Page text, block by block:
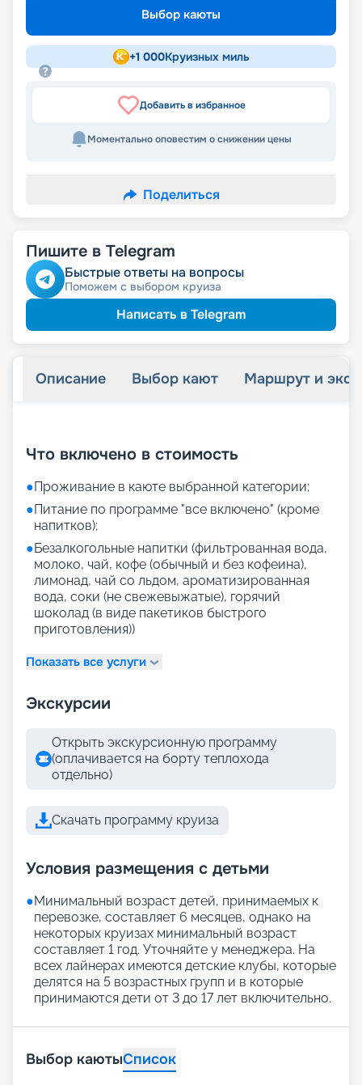
Выбор каюты
+1 000Круизных миль
Добавить в избранное
Моментально оповестим о снижении цены
Поделиться
Пишите в Telegram
Быстрые ответы на вопросы
Поможем с выбором круиза
Написать в Telegram
Описание Выбор кают Маршрут и
Что включено в стоимость
●Проживание в каюте выбранной категории;
●Питание по программе "все включено" (кроме
напитков);
●Безалкогольные напитки (фильтрованная вода,
молоко, чай, кофе (обычный и без кофеина),
лимонад, чай со льдом, ароматизированная
вода, соки (не свежевыжатые), горячий
шоколад (в виде пакетиков быстрого
приготовления))
Показать все услуги
Экскурсии
Открыть экскурсионную программу
(оплачивается на борту теплохода
отдельно)
Скачать программу круиза
Условия размещения с детьми
●Минимальный возраст детей, принимаемых к
перевозке, составляет 6 месяцев, однако на
некоторых круизах минимальный возраст
составляет 1 год. Уточняйте у менеджера. На
всех лайнерах имеются детские клубы, которые
делятся на 5 возрастных групп и в которые
принимаются дети от 3 до 17 лет включительно.
Выбор каютыСписок